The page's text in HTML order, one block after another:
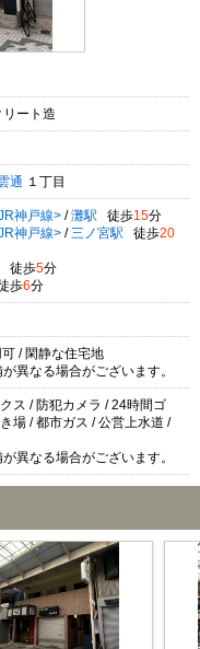
ート造
通 １丁目
神戸線> / 灘駅 徒歩15分
神戸線> / 三ノ宮駅 徒歩20
徒歩5分
歩6分
/ 閑静な住宅地
異なる場合がございます。
ス / 防犯カメラ / 24時間ゴ
場 / 都市ガス / 公営上水道 /
異なる場合がございます。